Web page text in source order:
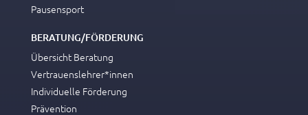
Pausensport
BERATUNG/FÖRDERUNG
Übersicht Beratung
Vertrauenslehrer*innen
Individuelle Förderung
Prävention